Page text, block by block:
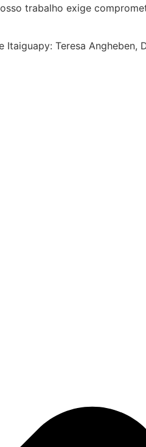
trabalho exige
Teresa Angheben,